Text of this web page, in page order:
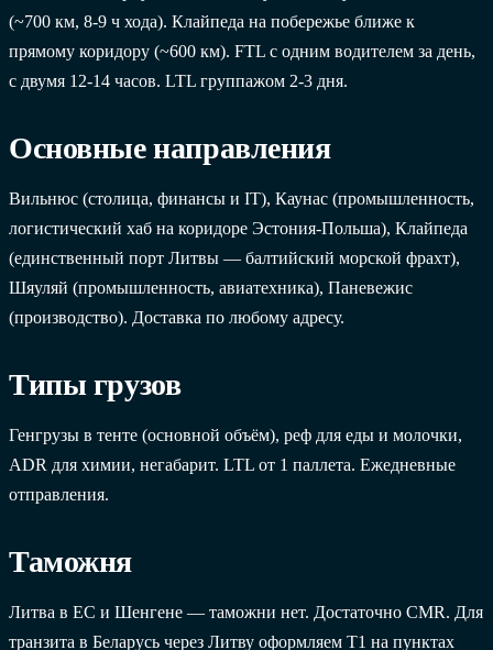
(~700 км, 8-9 ч хода). Клайпеда на побережье ближе к
прямому коридору (~600 км). FTL с одним водителем за день,
с двумя 12-14 часов. LTL группажом 2-3 дня.
Основные направления
Вильнюс (столица, финансы и IT), Каунас (промышленность,
логистический хаб на коридоре Эстония-Польша), Клайпеда
(единственный порт Литвы — балтийский морской фрахт),
Шяуляй (промышленность, авиатехника), Паневежис
(производство). Доставка по любому адресу.
Типы грузов
Генгрузы в тенте (основной объём), реф для еды и молочки,
ADR для химии, негабарит. LTL от 1 паллета. Ежедневные
отправления.
Таможня
Литва в ЕС и Шенгене — таможни нет. Достаточно CMR. Для
транзита в Беларусь через Литву оформляем T1 на пунктах